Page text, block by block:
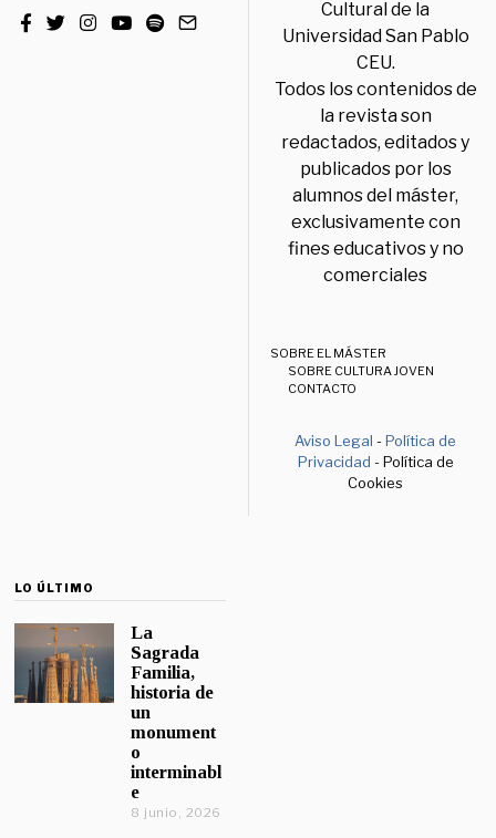
Cultural de la
Universidad San Pablo
CEU.
Todos los contenidos de
la revista son
redactados, editados y
publicados por los
alumnos del máster,
exclusivamente con
fines educativos y no
comerciales
SOBRE EL MÁSTER
SOBRE CULTURA JOVEN
CONTACTO
Aviso Legal -Política de
Privacidad - Política de
Cookies
LO ÚLTIMO
La
Sagrada
Familia,
historia de
un
monument
o
interminabl
e
8 junio, 2026